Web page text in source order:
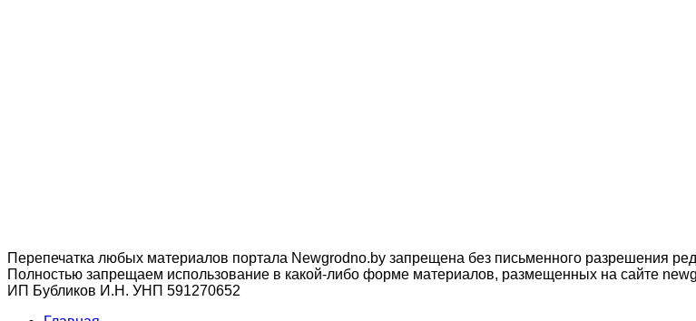
Перепечатка любых материалов портала Newgrodno.by запрещена без письменного разрешения
Полностью запрещаем использование в какой-либо форме материалов, размещенных на сайте
ИП Бубликов И.Н. УНП 591270652